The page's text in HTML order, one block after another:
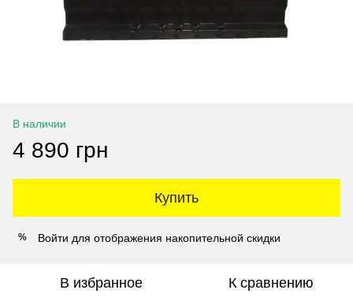
В наличии
4 890 грн
Купить
% Войти для отображения накопительной скидки
В избранное К сравнению